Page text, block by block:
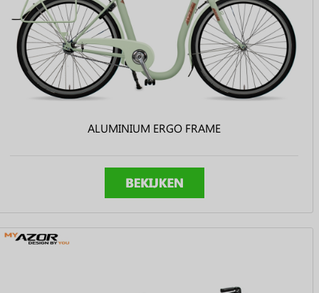
ALUMINIUM ERGO FRAME